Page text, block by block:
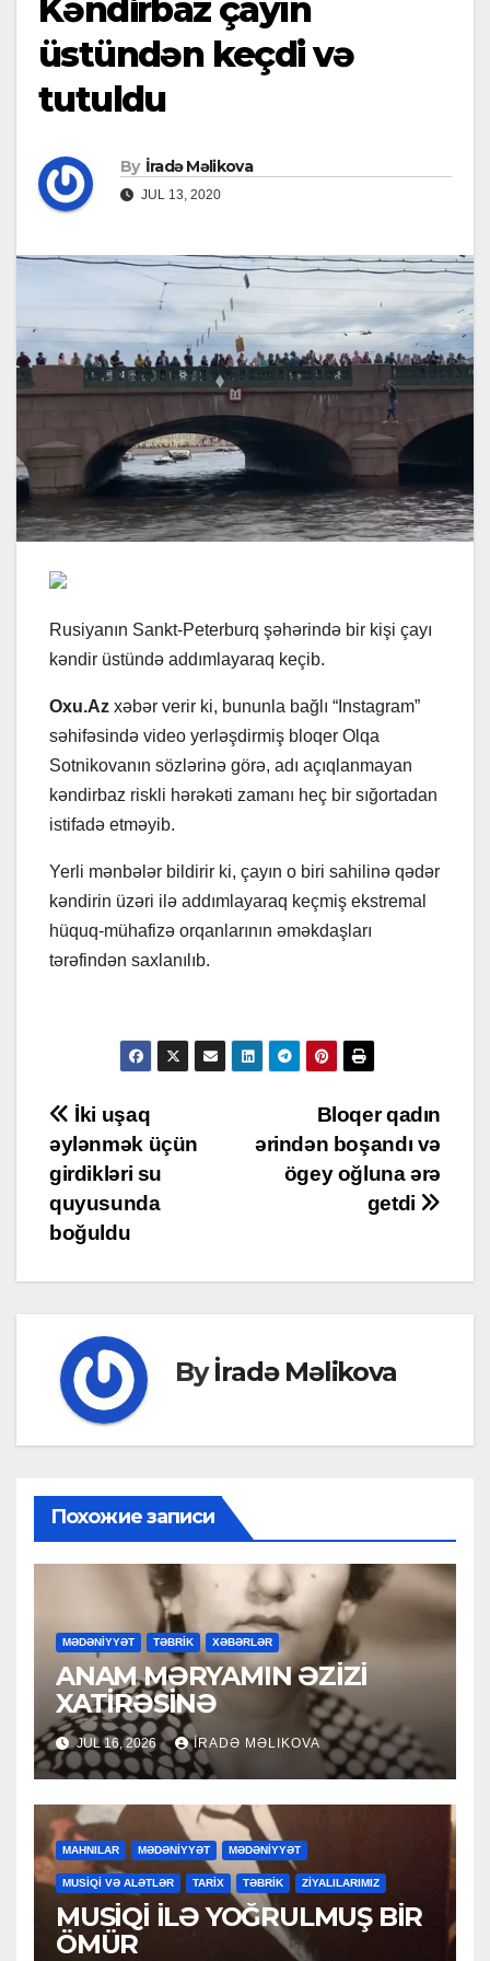
Kəndirbaz çayın
üstündən keçdi və
tutuldu
By İradə Məlikova
JUL 13, 2020
Rusiyanın Sankt-Peterburq şəhərində bir kişi çayı
kəndir üstündə addımlayaraq keçib.
Oxu.Az xəbər verir ki, bununla bağlı “Instagram”
səhifəsində video yerləşdirmiş bloqer Olqa
Sotnikovanın sözlərinə görə, adı açıqlanmayan
kəndirbaz riskli hərəkəti zamanı heç bir sığortadan
istifadə etməyib.
Yerli mənbələr bildirir ki, çayın o biri sahilinə qədər
kəndirin üzəri ilə addımlayaraq keçmiş ekstremal
hüquq-mühafizə orqanlarının əməkdaşları
tərəfindən saxlanılıb.
Post
navigation
Bloqer qadın
ərindən boşandı və
ögey oğluna ərə
getdi
İki uşaq
əylənmək üçün
girdikləri su
quyusunda
boğuldu
Byİradə Məlikova
Похожие записи
MƏDƏNİYYƏT TƏBRİK XƏBƏRLƏR
ANAM MƏRYAMIN ƏZİZİ
XATİRƏSİNƏ
JUL 16, 2026 İRADƏ MƏLIKOVA
MAHNILAR MƏDƏNİYYƏT MƏDƏNİYYƏT
MUSİQİ VƏ ALƏTLƏR TARİX TƏBRİK ZİYALILARIMIZ
MUSİQİ İLƏ YOĞRULMUŞ BİR
ÖMÜR